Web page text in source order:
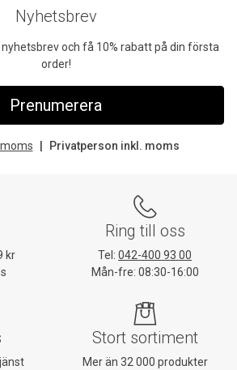
Nyhetsbrev
och få 10% rabatt på din första
order!
Prenumerera
Privatperson inkl. moms
kr
Ring till oss
Tel: 042-400 93 00
Mån-fre: 08:30-16:00
Stort sortiment
Mer än 32 000 produkter